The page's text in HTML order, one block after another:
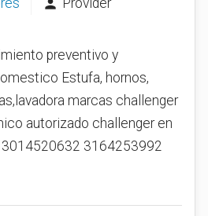
person Provider
preventivo y
Estufa, hornos,
marcas challenger
autorizado challenger en
3014520632 3164253992